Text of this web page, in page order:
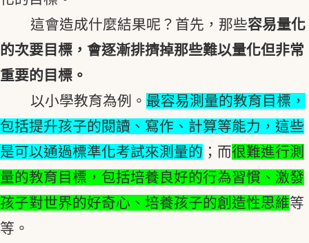
這會造成什麼結果呢？首先，那些容易量化
的次要目標，會逐漸排擠掉那些難以量化但非常
重要的目標。
以小學教育為例。 最容易測量的教育目標，
包括提升孩子的閱讀、寫作、計算等能力，這些
是可以通過標準化考試來測量的 ；而很難進行測
量的教育目標，包括培養良好的行為習慣、激發
孩子對世界的好奇心、培養孩子的創造性思維等
等。